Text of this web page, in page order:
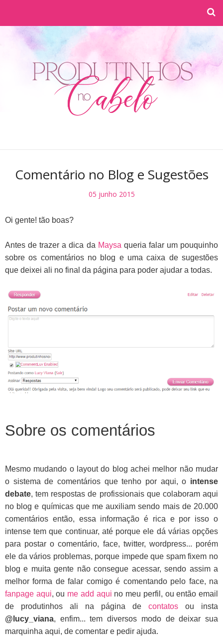
Comentário no Blog e Sugestões
05 junho 2015
Oi gente! tão boas?
Antes de trazer a dica da Maysa queria falar um pouquinho
sobre os comentários no blog e uma caixa de sugestões
que deixei ali no final da página para poder ajudar a todas.
Sobre os comentários
Mesmo mudando o layout do blog achei melhor não mudar
o sistema de comentários que tenho por aqui, o intense
debate, tem respostas de profissionais que colaboram aqui
no blog e químicas que me auxiliam sendo mais de 20.000
comentários então, essa informação é rica e por isso o
intense tem que continuar, até porque ele dá várias opções
para postar o comentário, face, twitter, wordpress... porém
ele da vários problemas, porque impede que spam fixem no
blog e muita gente não consegue acessar, sendo assim a
melhor forma de falar comigo é comentando pelo face, na
fanpage aqui, ou me add aqui no meu perfil, ou então email
de produtinhos ali na página de contatos ou insta
@lucy_viana, enfim... tem diversos modo de deixar sua
marquinha aqui, de comentar e pedir ajuda.